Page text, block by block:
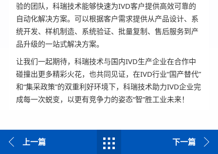
验的团队，科瑞技术能够快速为IVD客户提供高效可靠的
自动化解决方案。可以根据客户需求提供从产品设计、系
统开发、样机制造、系统验证、批量复制、售后服务到产
品升级的一站式解决方案。
让我们一起期待，科瑞技术与国内IVD生产企业在合作中
碰撞出更多精彩火花，也共同见证，在IVD行业“国产替代”
和“集采政策”的双重利好环境下，科瑞技术助力IVD企业完
成每一次蜕变，以更有竞争力的姿态“智”胜工业未来！
上一篇 下一篇